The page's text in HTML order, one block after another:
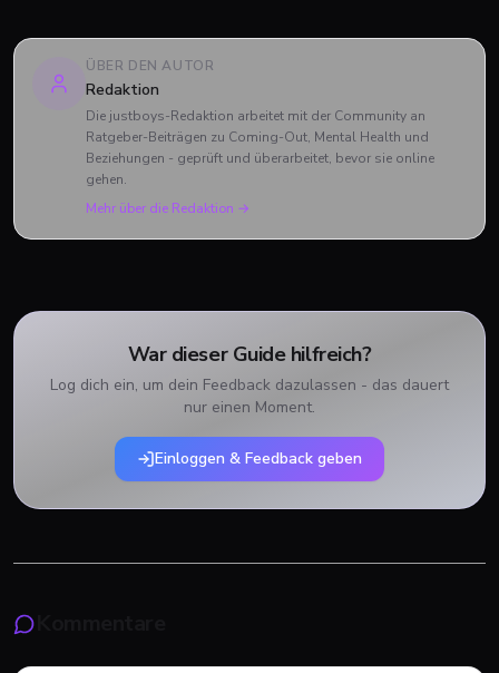
ÜBER DEN AUTOR
Redaktion
Die justboys-Redaktion arbeitet mit der Community an
Ratgeber-Beiträgen zu Coming-Out, Mental Health und
Beziehungen - geprüft und überarbeitet, bevor sie online
gehen.
Mehr über die Redaktion →
War dieser Guide hilfreich?
Log dich ein, um dein Feedback dazulassen - das dauert
nur einen Moment.
Einloggen & Feedback geben